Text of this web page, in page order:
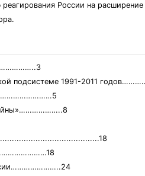
России на
подсистеме 1991-2011